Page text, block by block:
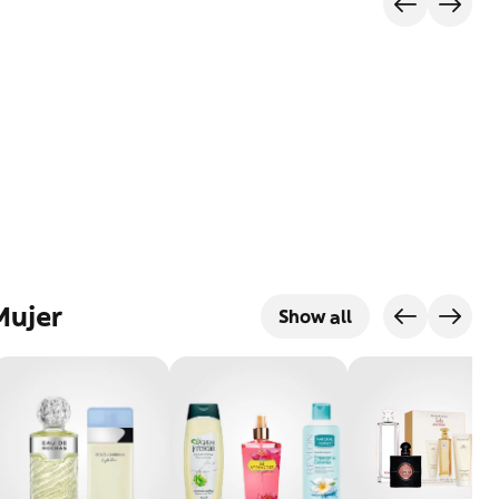
Show all